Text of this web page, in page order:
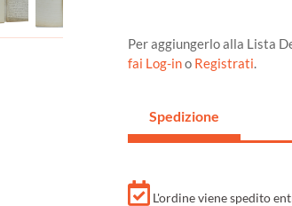
Per aggiungerlo alla Lista
fai Log-ino Registrati.
Spedizione
L'ordine viene spedito